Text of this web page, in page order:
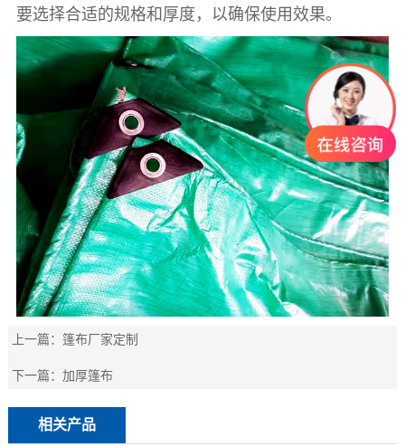
要选择合适的规格和厚度，以确保使用效果。
上一篇：篷布厂家定制
下一篇：加厚篷布
相关产品